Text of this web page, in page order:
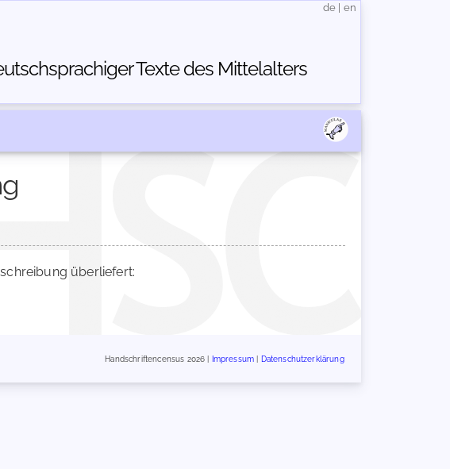
Texte des Mittelalters
de en
überliefert:
Handschriftencensus 2026 | Impressum Datenschutzerklärung